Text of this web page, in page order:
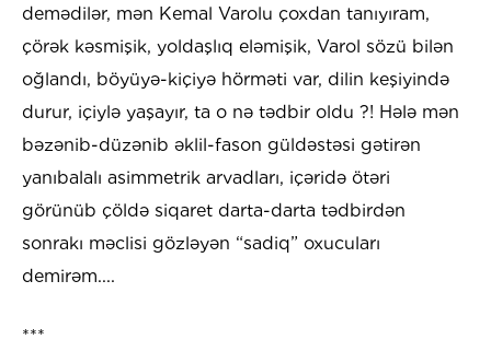
demədilər, mən Kemal Varolu çoxdan tanıyıram,
çörək kəsmişik, yoldaşlıq eləmişik, Varol sözü bilən
oğlandı, böyüyə-kiçiyə hörməti var, dilin keşiyində
durur, içiylə yaşayır, ta o nə tədbir oldu ?! Hələ mən
bəzənib-düzənib əklil-fason güldəstəsi gətirən
yanıbalalı asimmetrik arvadları, içəridə ötəri
görünüb çöldə siqaret darta-darta tədbirdən
sonrakı məclisi gözləyən “sadiq” oxucuları
demirəm....
***